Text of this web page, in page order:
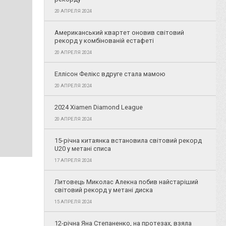
20 АПРЕЛЯ 2024
Американський квартет оновив світовий
рекорд у комбінованій естафеті
20 АПРЕЛЯ 2024
Еллісон Фелікс вдруге стала мамою
20 АПРЕЛЯ 2024
2024 Xiamen Diamond League
20 АПРЕЛЯ 2024
15-річна китаянка встановила світовий рекорд
U20 у метані списа
17 АПРЕЛЯ 2024
Литовець Миколас Алекна побив найстаріший
світовий рекорд у метані диска
15 АПРЕЛЯ 2024
12-річна Яна Степаненко, на протезах, взяла